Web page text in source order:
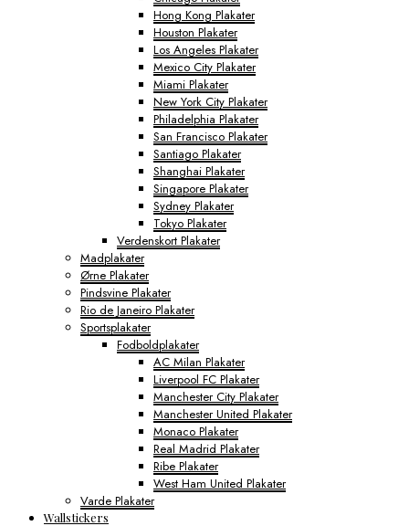
Hong Kong Plakater
Houston Plakater
Los Angeles Plakater
Mexico City Plakater
Miami Plakater
New York City Plakater
Philadelphia Plakater
San Francisco Plakater
Santiago Plakater
Shanghai Plakater
Singapore Plakater
Sydney Plakater
Tokyo Plakater
Verdenskort Plakater
Madplakater
Ørne Plakater
Pindsvine Plakater
Rio de Janeiro Plakater
Sportsplakater
Fodboldplakater
AC Milan Plakater
Liverpool FC Plakater
Manchester City Plakater
Manchester United Plakater
Monaco Plakater
Real Madrid Plakater
Ribe Plakater
West Ham United Plakater
Varde Plakater
Wallstickers